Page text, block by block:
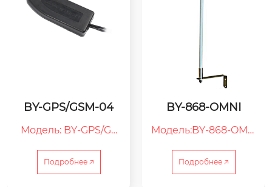
BY-GPS/GSM-04
Модель: BY-GPS/GS
04：Серийный ном
ер
Подробнее 🡥
BY-868-OMNI
Модель:BY-868-OMN
OMNI：Серийный н
омер
Подробнее 🡥